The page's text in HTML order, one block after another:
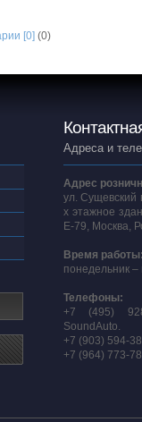
[0] (0)
Адреса и
Адрес
ул. Сущевский
х этажное
E-79, Москва,
Время
понедельник –
Телефоны:
+7 (495)
SoundAuto.
+7 (903) 594-
+7 (964) 773-